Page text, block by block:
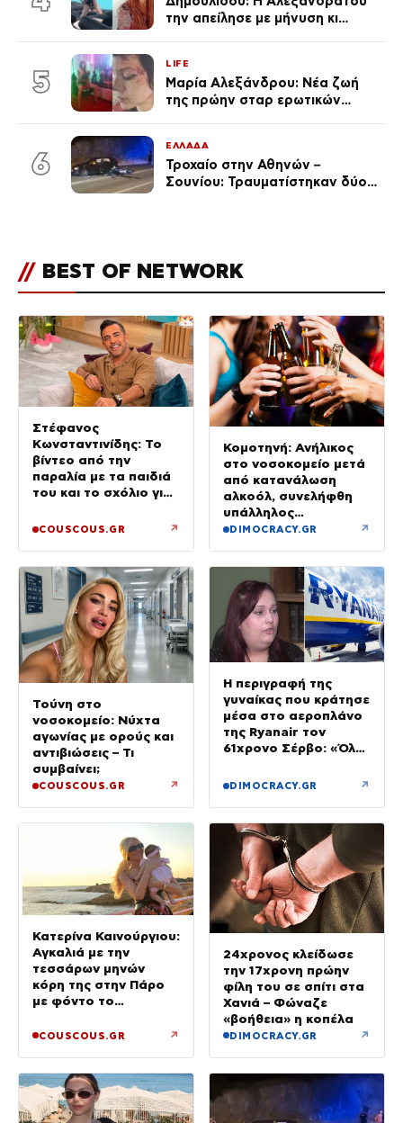
την απείλησε με μήνυση κι
ποια είσαι σοκαρίστικα»
5
LIFE
Μαρία Αλεξάνδρου: Νέα ζωή
της πρώην σταρ ερωτικών
(Φωτογραφίες)
6
ΕΛΛΑΔΑ
Τροχαίο στην Αθηνών –
Σουνίου: Τραυματίστηκαν δύο
// BEST OF NETWORK
Στέφανος
Κωνσταντινίδης: Το
βίντεο από την
παραλία με τα παιδιά
του και το σχόλιο για
COUSCOUS.GR ↗
Κομοτηνή: Ανήλικος
στο νοσοκομείο μετά
από κατανάλωση
αλκοόλ, συνελήφθη
υπάλληλος
καταστήματος
DIMOCRACY.GR ↗
Τούνη στο
νοσοκομείο: Νύχτα
αγωνίας με ορούς και
αντιβιώσεις – Τι
συμβαίνει;
COUSCOUS.GR ↗
Η περιγραφή της
γυναίκας που κράτησε
μέσα στο αεροπλάνο
της Ryanair τον
61χρονο Σέρβο: «Όλα
δευτερολέπτου»
DIMOCRACY.GR ↗
Κατερίνα Καινούργιου:
Αγκαλιά με την
τεσσάρων μηνών
κόρη της στην Πάρο
με φόντο το
COUSCOUS.GR ↗
24χρονος κλείδωσε
την 17χρονη πρώην
φίλη του σε σπίτι στα
Χανιά – Φώναζε
«βοήθεια» η κοπέλα
DIMOCRACY.GR ↗